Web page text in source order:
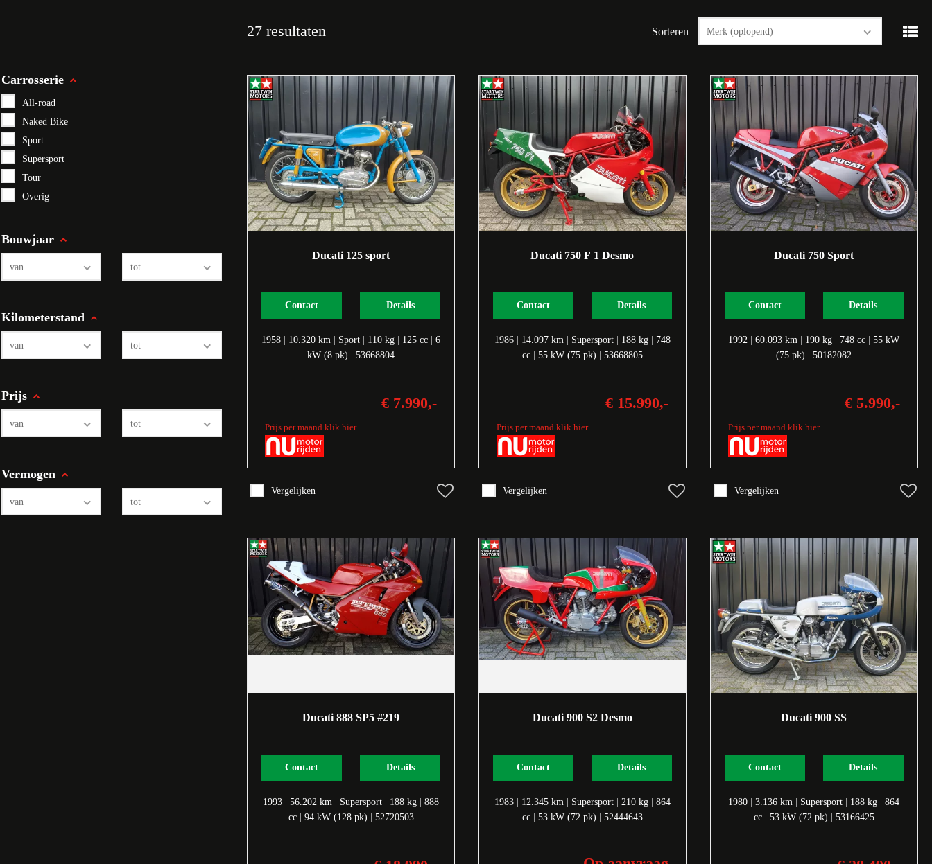
Carrosserie
All-road
Naked Bike
Sport
Supersport
Tour
Overig
Bouwjaar
van tot
Kilometerstand
van tot
Prijs
van tot
Vermogen
van tot
27 resultaten Sorteren Merk (oplopend)
Ducati 125 sport
Details
Contact
1958 | 10.320 km | Sport | 110 kg | 125 cc |6
kW (8 pk) |53668804
€ 7.990,-
Prijs per maand klik hier
Vergelijken
Ducati 750 F 1 Desmo
Details
Contact
1986| 14.097 km | Supersport| 188 kg| 748
cc| 55 kW (75 pk) | 53668805
€ 15.990,-
Prijs per maand klik hier
Vergelijken
Ducati 750 Sport
Details
Contact
1992 |60.093 km | 190 kg | 748 cc |55 kW
(75 pk) |50182082
€ 5.990,-
Prijs per maand klik hier
Vergelijken
Ducati 888 SP5 #219
Details
Contact
1993 |56.202 km Supersport 188 kg |888
cc| 94 kW (128 pk) 52720503
Ducati 900 S2 Desmo
Details
Contact
1983| 12.345 km Supersport| 210 kg| 864
cc| 53 kW (72 pk) 52444643
Ducati 900 SS
Details
Contact
1980 |3.136 km Supersport 188 kg |864
cc| 53 kW (72 pk) 53166425